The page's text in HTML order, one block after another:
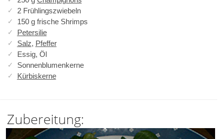
2 Frühlingszwiebeln
150 g frische Shrimps
Petersilie
Salz, Pfeffer
Essig, Öl
Sonnenblumenkerne
Kürbiskerne
Zubereitung: